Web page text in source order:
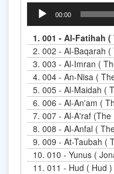
Audio
Player
00:00
1.
2.
3.
4.
5.
6.
7.
8.
9.
10.
11.